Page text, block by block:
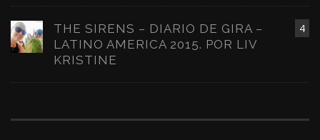
4
THE SIRENS – DIARIO DE GIRA –
LATINO AMERICA 2015. POR LIV
KRISTINE